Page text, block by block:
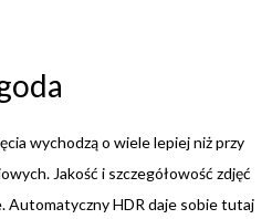
wychodzą o wiele lepiej niż przy
Jakość i szczegółowość zdjęć
Automatyczny HDR daje sobie tutaj